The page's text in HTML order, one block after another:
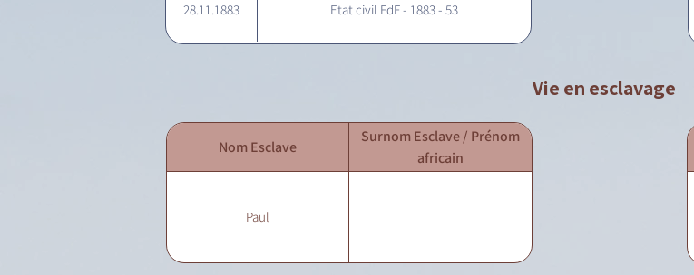
28.11.1883 Etat civil FdF - 1883 - 53
Vie en esclavage
Nom Esclave
Surnom Esclave / Prénom
africain
Paul